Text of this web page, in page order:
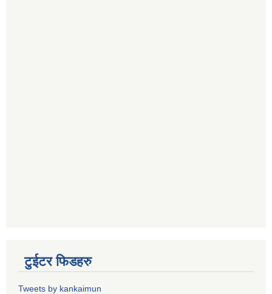
टुईटर फिडहरु
Tweets by kankaimun